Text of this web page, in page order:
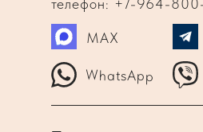
телефон: +7-964-
WhatsApp
MAX